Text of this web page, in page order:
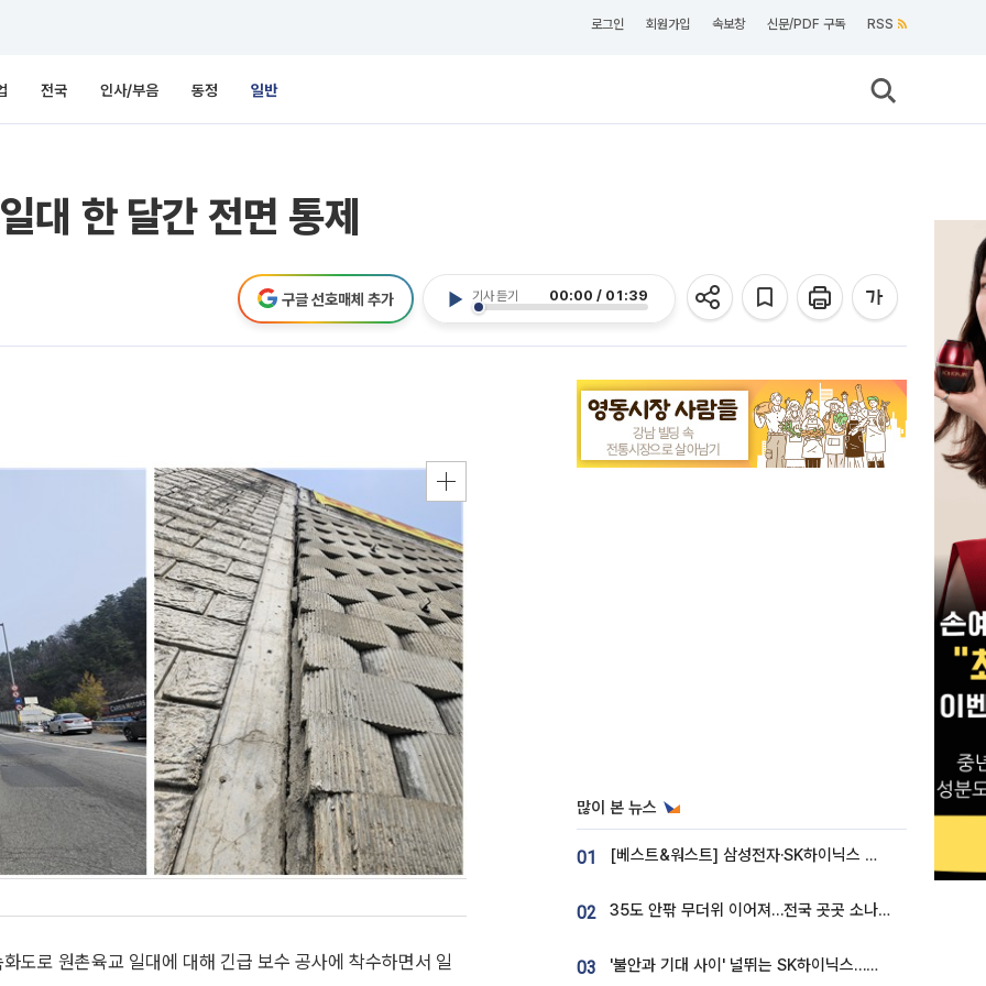
로그인 회원가입 속보창 신문/PDF 구독 RSS
전국 인사/부음 동정 일반
대 한 달간 전면 통제
기사 듣기 00:00 / 01:39
구글 선호매체 추가
도로 원촌육교 일대에 대해 긴급 보수 공사에 착수하면서 일
많이 본 뉴스
01 [베스트&워스트] 삼성전자·SK하이닉스 밀린 한 주…상상인증권은 85% 급등
02 35도 안팎 무더위 이어져…전국 곳곳 소나기 [오늘 날씨]
03 '불안과 기대 사이' 널뛰는 SK하이닉스…증권가 "HBM4·LTA 기반 펀터멘털 견고"